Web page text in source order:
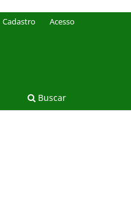
Buscar
Cadastro Acesso